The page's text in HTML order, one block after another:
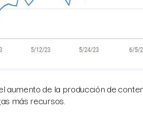
aumento de la producción de
más recursos.